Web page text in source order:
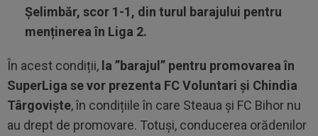
Șelimbăr, scor 1-1, din turul barajului pentru
menținerea în Liga 2.
În acest condiții, la ”barajul” pentru promovarea în
SuperLiga se vor prezenta FC Voluntari și Chindia
Târgoviște, în condițiile în care Steaua și FC Bihor nu
au drept de promovare. Totuși, conducerea orădenilor